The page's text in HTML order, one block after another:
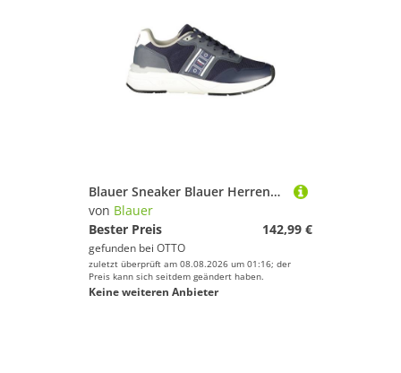
Blauer Sneaker Blauer Herrensportschuh in Blau mit Kontrasten und
von Blauer
Bester Preis
142,99 €
gefunden bei OTTO
zuletzt überprüft am 08.08.2026 um 01:16; der
Preis kann sich seitdem geändert haben.
Keine weiteren Anbieter